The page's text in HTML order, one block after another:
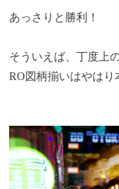
あっさりと勝利！
そういえば、丁度上
RO図柄揃いはやはり